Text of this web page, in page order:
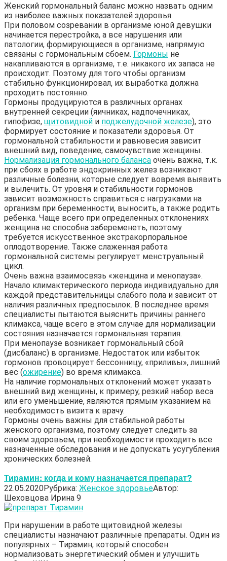
Женский гормональный баланс можно назвать одним
из наиболее важных показателей здоровья.
При половом созревании в организме юной девушки
начинается перестройка, а все нарушения или
патологии, формирующиеся в организме, напрямую
связаны с гормональным сбоем. Гормоны не
накапливаются в организме, т.е. никакого их запаса не
происходит. Поэтому для того чтобы организм
стабильно функционировал, их выработка должна
проходить постоянно.
Гормоны продуцируются в различных органах
внутренней секреции (яичниках, надпочечниках,
гипофизе, щитовидной и поджелудочной железе), это
формирует состояние и показатели здоровья. От
гормональной стабильности и равновесия зависит
внешний вид, поведение, самочувствие женщины.
Нормализация гормонального баланса очень важна, т.к.
при сбоях в работе эндокринных желез возникают
различные болезни, которые следует вовремя выявить
и вылечить. От уровня и стабильности гормонов
зависит возможность справиться с нагрузками на
организм при беременности, выносить, а также родить
ребенка. Чаще всего при определенных отклонениях
женщина не способна забеременеть, поэтому
требуется искусственное экстракорпоральное
оплодотворение. Также слаженная работа
гормональной системы регулирует менструальный
цикл.
Очень важна взаимосвязь «женщина и менопауза».
Начало климактерического периода индивидуально для
каждой представительницы слабого пола и зависит от
наличия различных предпосылок. В последнее время
специалисты пытаются выяснить причины раннего
климакса, чаще всего в этом случае для нормализации
состояния назначается гормональная терапия.
При менопаузе возникает гормональный сбой
(дисбаланс) в организме. Недостаток или избыток
гормонов провоцирует бессонницу, «приливы», лишний
вес (ожирение) во время климакса.
На наличие гормональных отклонений может указать
внешний вид женщины, к примеру, резкий набор веса
или его уменьшение, являются прямым указанием на
необходимость визита к врачу.
Гормоны очень важны для стабильной работы
женского организма, поэтому следует следить за
своим здоровьем, при необходимости проходить все
назначенные обследования и не допускать усугубления
хронических болезней.
Тирамин: когда и кому назначается препарат?
22.05.2020Рубрика: Женское здоровьеАвтор:
Шеховцова Ирина 9
При нарушении в работе щитовидной железы
специалисты назначают различные препараты. Один из
популярных – Тирамин, который способен
нормализовать энергетический обмен и улучшить